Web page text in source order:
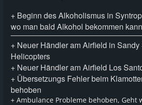
+ Beginn des Alkoholismus in
wo man bald Alkohol bekommen kann
+ Neuer Händler am Airfield in Sandy
Helicopters
+ Neuer Händler am Airfield Los
+ Übersetzungs Fehler beim
behoben
+ Ambulance Probleme behoben, Geht